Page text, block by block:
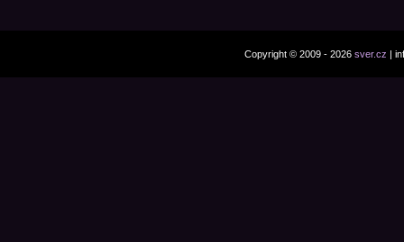
Copyright © 2009 - 2026 sver.cz |